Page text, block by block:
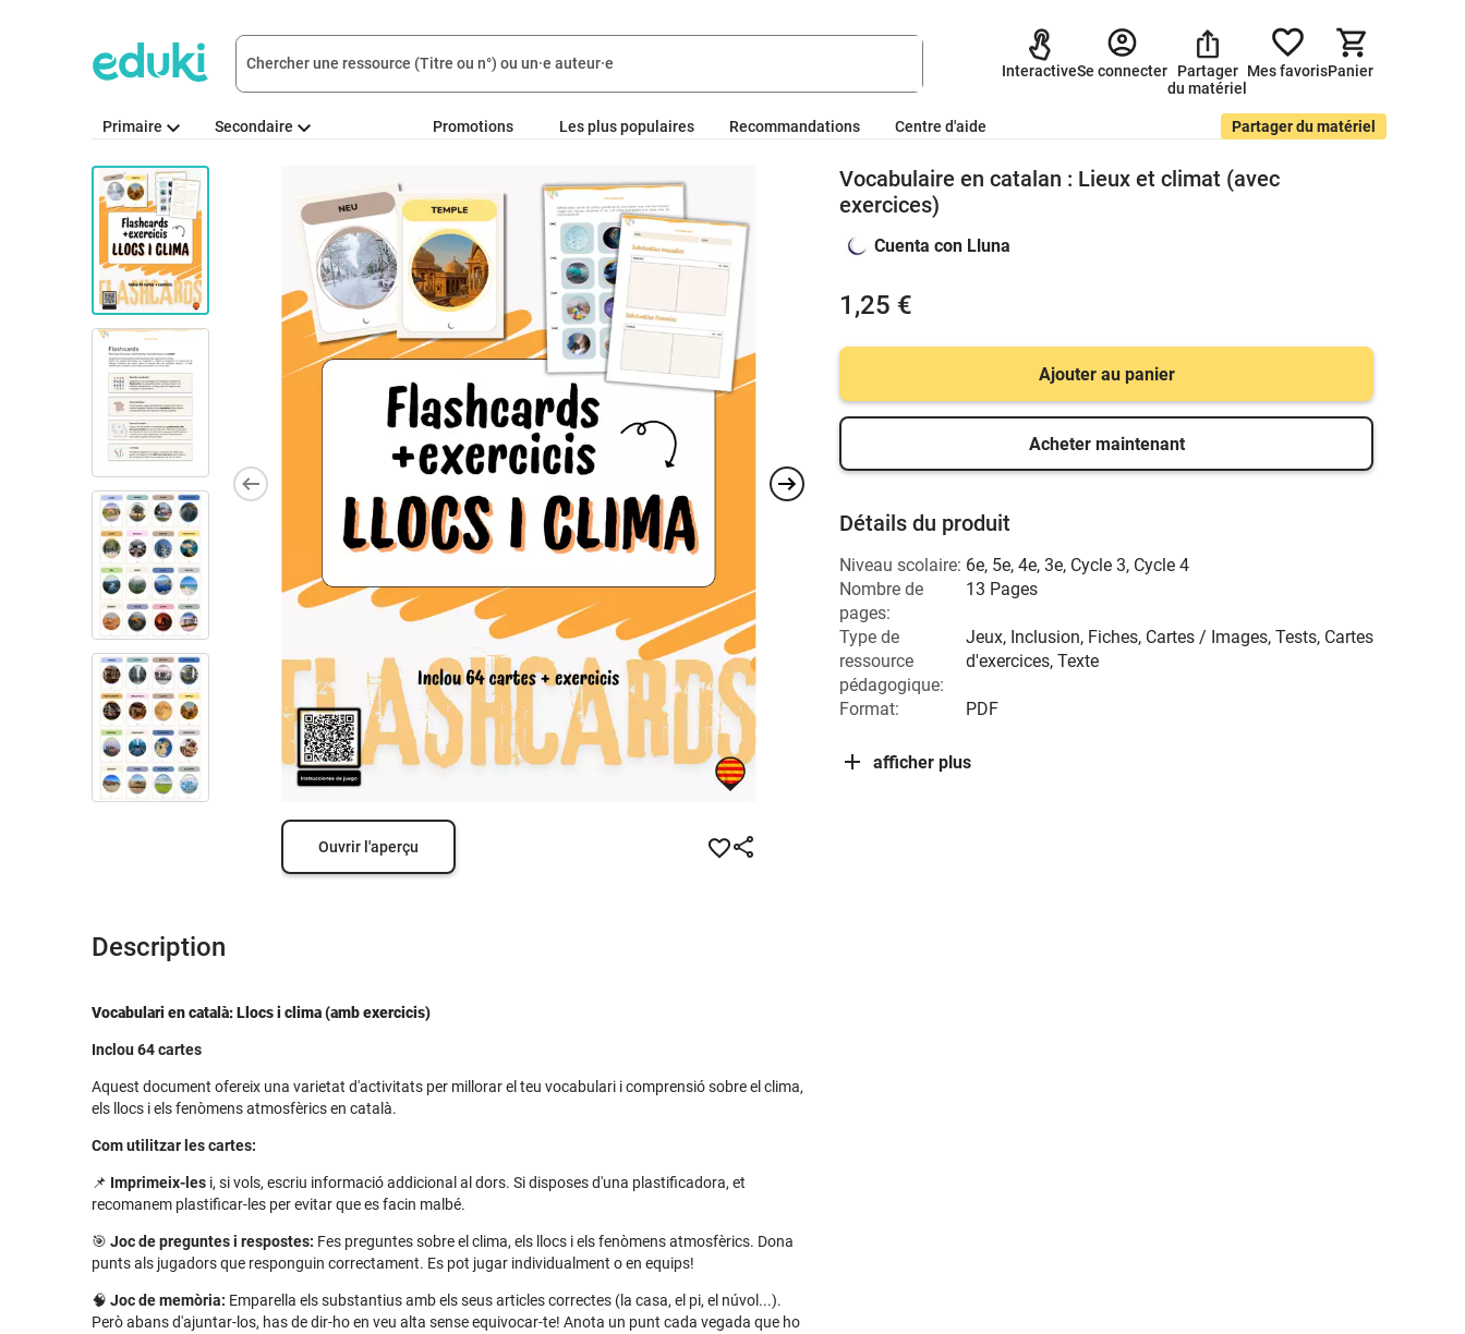
InteractiveSe connecter
Partager
du matériel
Mes favorisPanier
Primaire Secondaire Promotions Les plus populaires Recommandations Partager du matériel
Centre d'aide
Ouvrir l'aperçu
Description
Vocabulari en català: Llocs i clima (amb exercicis)
Inclou 64 cartes
Aquest document ofereix una varietat d'activitats per millorar el teu vocabulari i comprensió sobre el clima,
els llocs i els fenòmens atmosfèrics en català.
Com utilitzar les cartes:
📌 Imprimeix-les i, si vols, escriu informació addicional al dors. Si disposes d'una plastificadora, et
recomanem plastificar-les per evitar que es facin malbé.
🎯 Joc de preguntes i respostes: Fes preguntes sobre el clima, els llocs i els fenòmens atmosfèrics. Dona
punts als jugadors que responguin correctament. Es pot jugar individualment o en equips!
🧠 Joc de memòria: Emparella els substantius amb els seus articles correctes (la casa, el pi, el núvol...).
Però abans d'ajuntar-los, has de dir-ho en veu alta sense equivocar-te! Anota un punt cada vegada que ho
Vocabulaire en catalan : Lieux et climat (avec
exercices)
Cuenta con Lluna
1,25 €
Ajouter au panier
Acheter maintenant
Détails du produit
Niveau scolaire: 6e, 5e, 4e, 3e, Cycle 3, Cycle 4
Nombre de
pages:
13 Pages
Type de
ressource
pédagogique:
Jeux, Inclusion, Fiches, Cartes / Images, Tests, Cartes
d'exercices, Texte
Format: PDF
afficher plus